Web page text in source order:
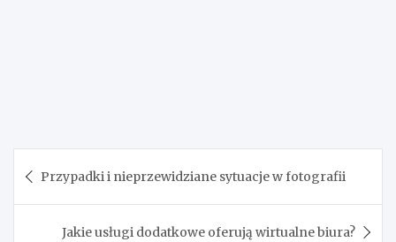
wpisu
Przypadki i nieprzewidziane sytuacje w fotografii
Jakie usługi dodatkowe oferują wirtualne biura?